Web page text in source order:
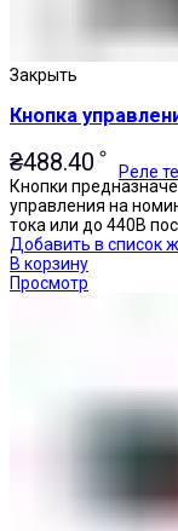
Реле
Закрыть
Кнопка
₴488.40
Кнопки
управления на
тока или до 440В
Добавить в список
В корзину
Просмотр